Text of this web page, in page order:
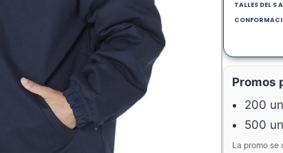
TALLES DEL
Promos
200
500
La promo se